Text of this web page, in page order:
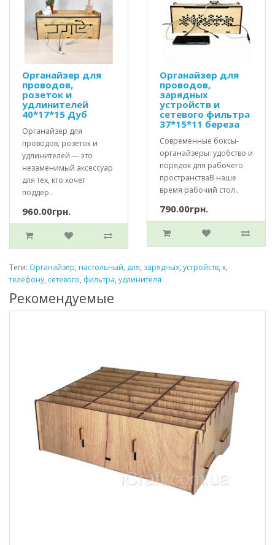
Органайзер для
проводов,
розеток и
удлинителей
40*17*15 Дуб
Органайзер для
проводов, розеток и
удлинителей — это
незаменимый аксессуар
для тех, кто хочет
поддер..
960.00грн.
Органайзер для
проводов,
зарядных
устройств и
сетевого фильтра
37*15*11 береза
Современные боксы-
органайзеры: удобство и
порядок для рабочего
пространстваВ наше
время рабочий стол..
790.00грн.
Теги: Органайзер, настольный, для, зарядных, устройств, к,
телефону, сетевого, фильтра, удлинителя
Рекомендуемые